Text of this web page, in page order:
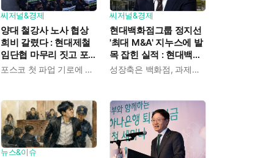
씨저널&경제
양대 철강사 노사 협상
희비 갈렸다 : 현대제철
임단협 마무리 짓고 포
스코는 조정 연장
포스코 첫 파업 기로에 섰다
씨저널&경제
현대백화점그룹 정지선
'최대 M&A' 지누스에 발
목 잡힌 실적 : 현대백화
점 올해 2분기 영업이익
성장축은 백화점, 과제는 지누스
뉴스&이슈